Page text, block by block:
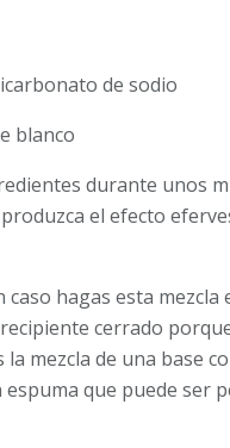
de sodio
blanco
durante unos
el efecto
caso hagas esta mezcla
cerrado
mezcla de una base
espuma que puede ser